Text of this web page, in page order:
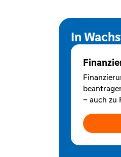
In
– auch zu